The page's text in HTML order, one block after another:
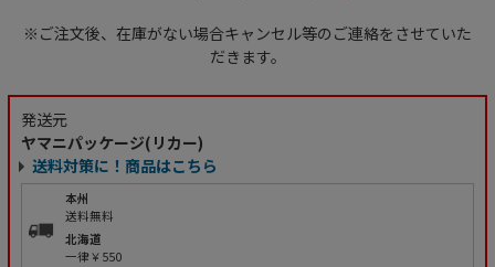
※ご注文後、在庫がない場合キャンセル等のご連絡をさせていた
だきます。
発送元
ヤマニパッケージ(リカー)
送料対策に！商品はこちら
本州
送料無料
北海道
一律￥550